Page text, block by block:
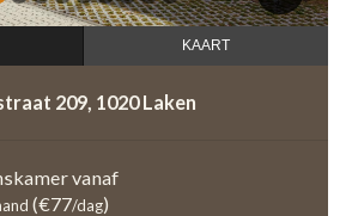
KAART
209, 1020 Laken
vanaf
(€77/dag)